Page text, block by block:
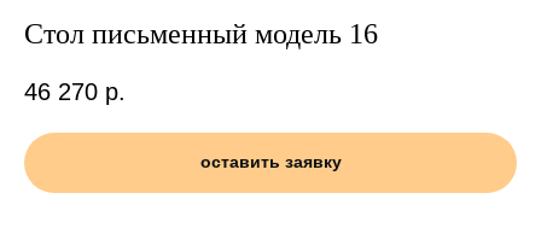
Стол письменный модель 16
46 270 р.
оставить заявку